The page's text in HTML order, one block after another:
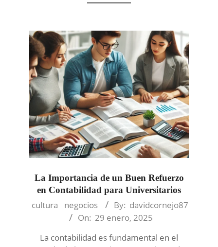
La Importancia de un Buen Refuerzo
en Contabilidad para Universitarios
2025-
cultura negocios By: davidcornejo87
On: 29 enero, 2025
La contabilidad es fundamental en el